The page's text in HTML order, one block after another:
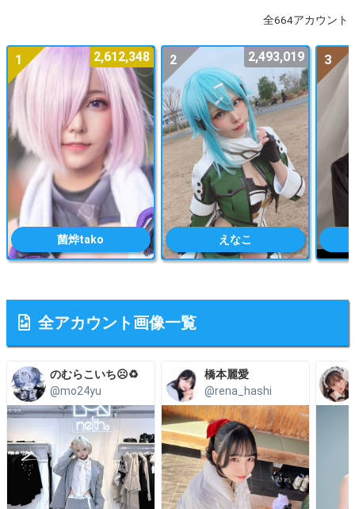
全664アカウント
菌烨tako
1 2,612,348
えなこ
2 2,493,019 3
全アカウント画像一覧
のむらこいち☹️♻️
@mo24yu
橋本麗愛
@rena_hashi